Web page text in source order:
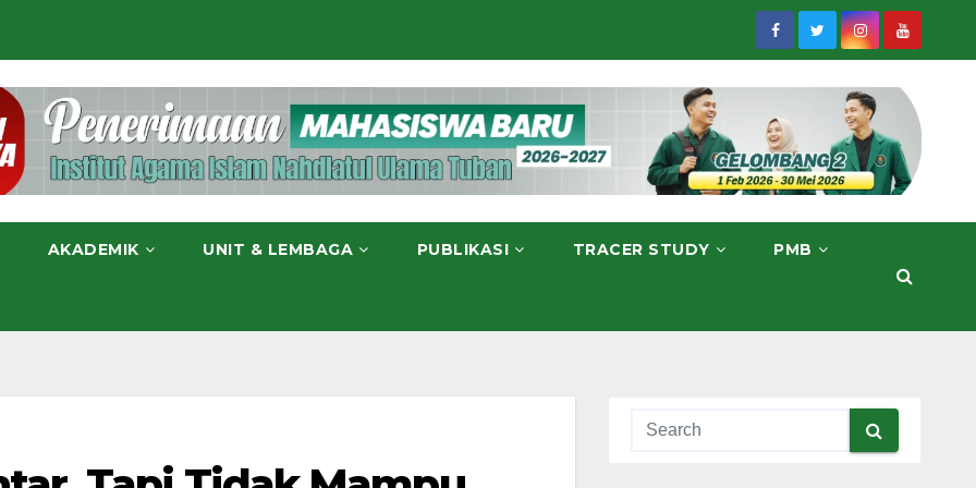
AKADEMIK UNIT & LEMBAGA PUBLIKASI TRACER STUDY PMB